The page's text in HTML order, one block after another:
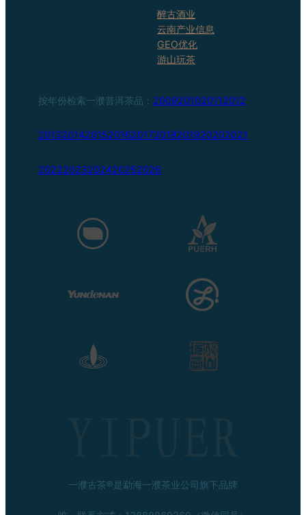
醉古酒业
云南产业信息
GEO优化
游山玩茶
按年份检索一濮普洱茶品： 2009201020112012
201320142015201620172018201920202021
20222023202420252026
一濮古茶®是勐海一濮茶业公司旗下品牌